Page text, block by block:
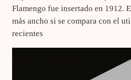
Flamengo fue insertado en 1912.
más ancho si se compara con el
recientes